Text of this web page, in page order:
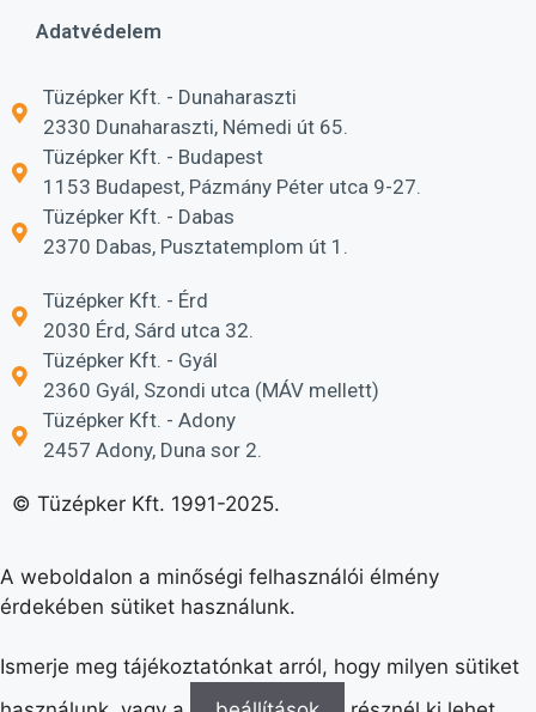
Adatvédelem
Tüzépker Kft. - Dunaharaszti
2330 Dunaharaszti, Némedi út 65.
Tüzépker Kft. - Budapest
1153 Budapest, Pázmány Péter utca 9-27.
Tüzépker Kft. - Dabas
2370 Dabas, Pusztatemplom út 1.
Tüzépker Kft. - Érd
2030 Érd, Sárd utca 32.
Tüzépker Kft. - Gyál
2360 Gyál, Szondi utca (MÁV mellett)
Tüzépker Kft. - Adony
2457 Adony, Duna sor 2.
© Tüzépker Kft. 1991-2025.
A weboldalon a minőségi felhasználói élmény
érdekében sütiket használunk.
Ismerje meg tájékoztatónkat arról, hogy milyen sütiket